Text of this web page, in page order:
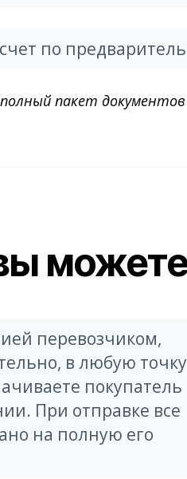
по
пакет
можете
перевозчиком,
в любую точку
покупатель
При отправке все
на полную его